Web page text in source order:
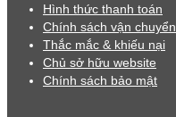
Hình thức thanh toán
Chính sách vận chuyển
Thắc mắc & khiếu nại
Chủ sở hữu website
Chính sách bảo mật